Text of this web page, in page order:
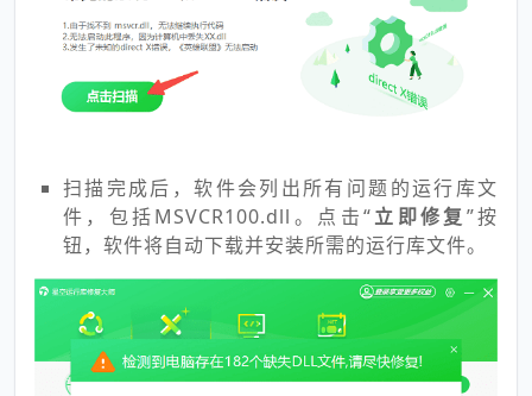
扫描完成后，软件会列出所有问题的运行库文
件，包括MSVCR100.dll。点击“立即修复 ”按
钮，软件将自动下载并安装所需的运行库文件。